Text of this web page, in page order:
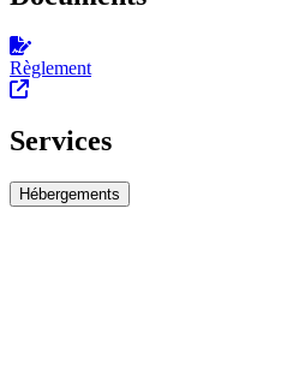
Règlement
Services
Hébergements